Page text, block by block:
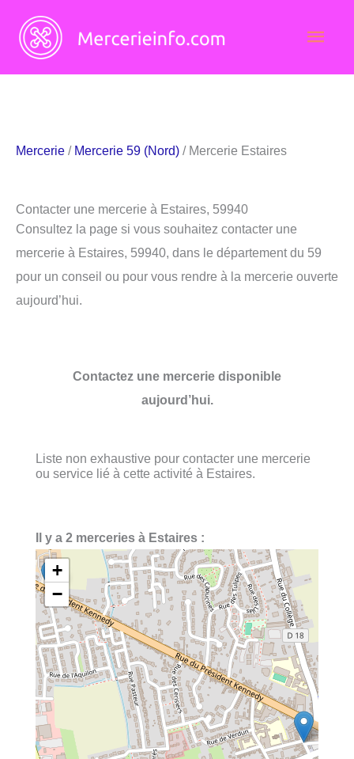
contenu
Mercerie / Mercerie 59 (Nord) / Mercerie Estaires
Contacter une mercerie à Estaires, 59940
Consultez la page si vous souhaitez contacter une
mercerie à Estaires, 59940, dans le département du 59
pour un conseil ou pour vous rendre à la mercerie ouverte
aujourd’hui.
Contactez une mercerie disponible
aujourd’hui.
Liste non exhaustive pour contacter une mercerie
ou service lié à cette activité à Estaires.
Il y a 2 merceries à Estaires :
+
−